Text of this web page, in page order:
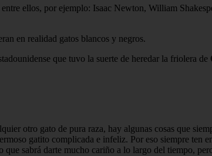
ellos, por ejemplo: Isaac Newton, William
en realidad gatos blancos y negros.
que tuvo la suerte de heredar la friolera
otro gato de pura raza, hay algunas cosas que
gatito complicada e infeliz. Por eso siempre ten
sabrá darte mucho cariño a lo largo del tiempo,